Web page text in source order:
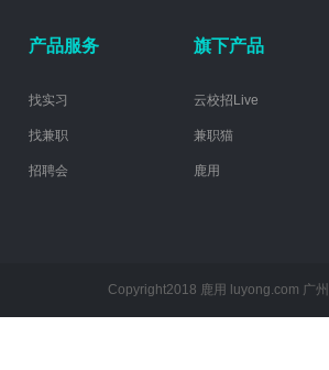
产品服务
找实习
找兼职
招聘会
旗下产品
云校招Live
兼职猫
鹿用
Copyright2018 鹿用 luyong.com 广